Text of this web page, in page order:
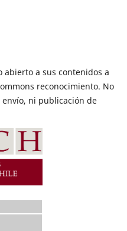
abierto a sus contenidos a
reconocimiento. No
ni publicación de